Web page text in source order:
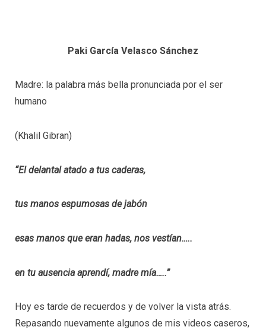
Paki García Velasco Sánchez
Madre: la palabra más bella pronunciada por el ser
humano
(Khalil Gibran)
“El delantal atado a tus caderas,
tus manos espumosas de jabón
esas manos que eran hadas, nos vestían…..
en tu ausencia aprendí, madre mía…..”
Hoy es tarde de recuerdos y de volver la vista atrás.
Repasando nuevamente algunos de mis videos caseros,